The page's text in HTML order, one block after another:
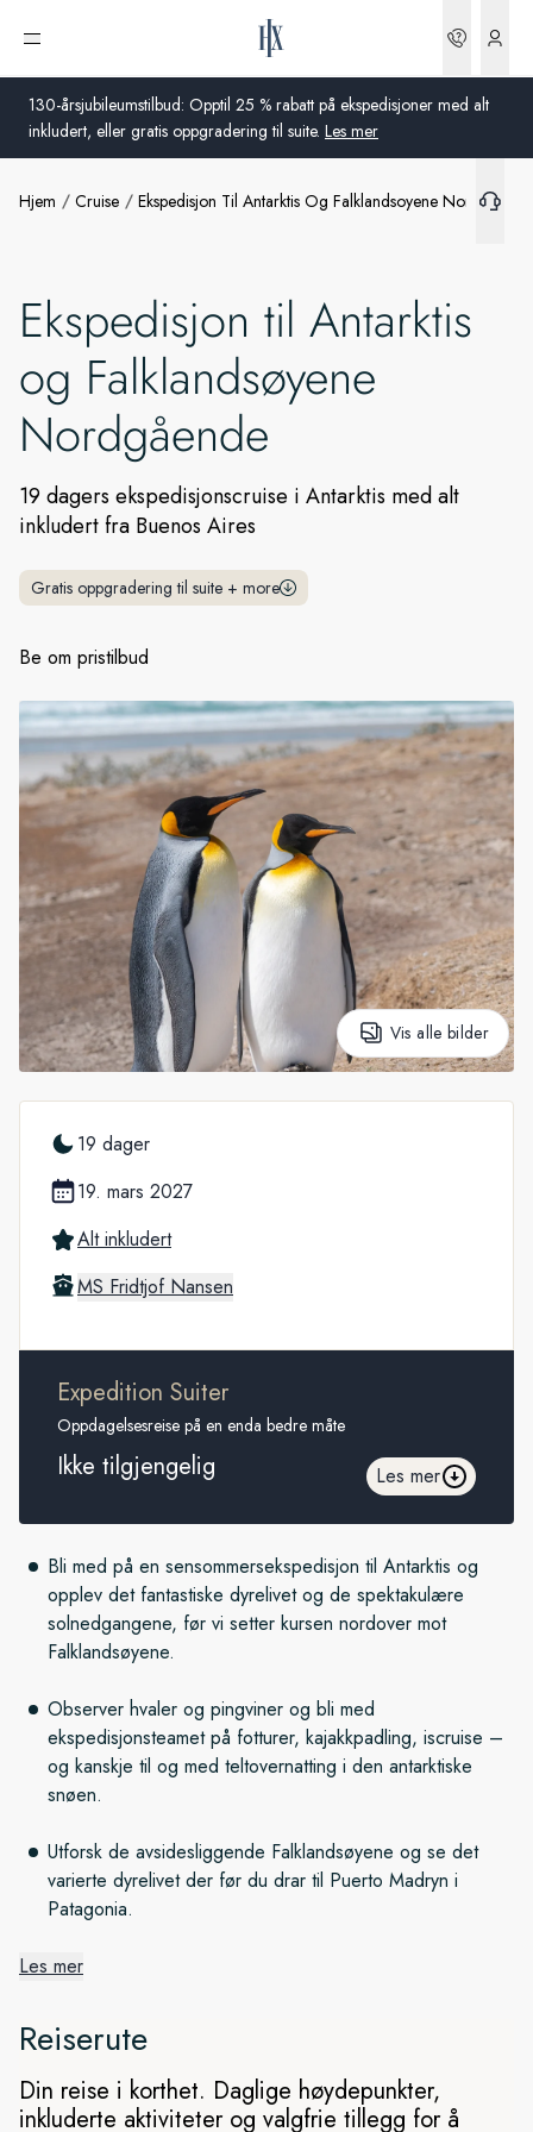
130-årsjubileumstilbud: Opptil 25 % rabatt på ekspedisjoner med alt
inkludert, eller gratis oppgradering til suite. Les mer
Åpne meny
Norge
Storbritannia
USA
Tyskland
Frankrike
Sverige
Norge
Global
Hjem Cruise Ekspedisjon Til Antarktis Og Falklandsoyene
Ekspedisjon til Antarktis
og Falklandsøyene
Nordgående
19 dagers ekspedisjonscruise i Antarktis med alt
inkludert fra Buenos Aires
Gratis oppgradering til suite + more
Be om pristilbud
Vis alle bilder
Bli med på en sensommersekspedisjon til Antarktis og
opplev det fantastiske dyrelivet og de spektakulære
solnedgangene, før vi setter kursen nordover mot
Falklandsøyene.
Observer hvaler og pingviner og bli med
ekspedisjonsteamet på fotturer, kajakkpadling, iscruise –
og kanskje til og med teltovernatting i den antarktiske
snøen.
Utforsk de avsidesliggende Falklandsøyene og se det
varierte dyrelivet der før du drar til Puerto Madryn i
Patagonia.
Det frosne kontinentet
Vi seiler gjennom iskaldt vann på reisen fra Ushuaia til
Antarktis. Når vi ankommer det spennende og
utenomjordiske syvende kontinentet, går vi rett inn i
Les mer
19 dager
19. mars 2027
Alt inkludert
MS Fridtjof Nansen
Expedition Suiter
Oppdagelsesreise på en enda bedre måte
Ikke tilgjengelig Les mer
Reiserute
Din reise i korthet. Daglige høydepunkter,
inkluderte aktiviteter og valgfrie tillegg for å